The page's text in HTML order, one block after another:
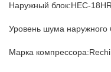
Наружный блок:HEC-
Уровень шума наружного
Марка компрессора:Rechi